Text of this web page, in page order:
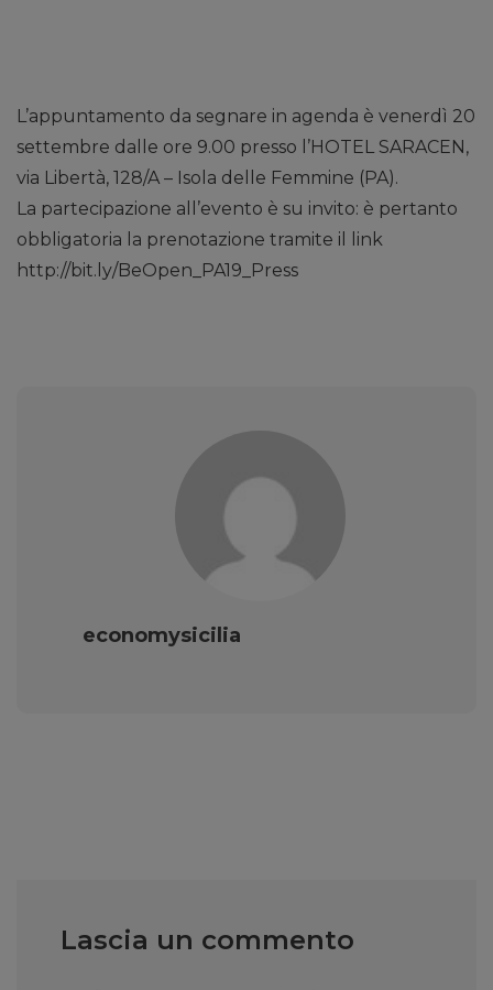
L’appuntamento da segnare in agenda è venerdì 20
settembre dalle ore 9.00 presso l’HOTEL SARACEN,
via Libertà, 128/A – Isola delle Femmine (PA).
La partecipazione all’evento è su invito: è pertanto
obbligatoria la prenotazione tramite il link
http://bit.ly/BeOpen_PA19_Press
economysicilia
Lascia un commento